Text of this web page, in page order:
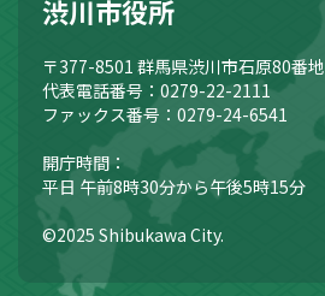
渋川市役所
〒377-8501 群馬県渋川市石原80番地
代表電話番号：0279-22-2111
ファックス番号：0279-24-6541
開庁時間：
平日 午前8時30分から午後5時15分
©2025 Shibukawa City.